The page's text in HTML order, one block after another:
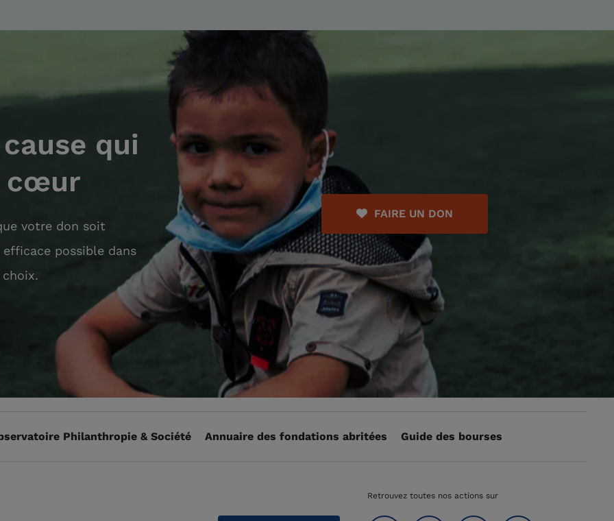
qui
cœur
votre don soit
possible dans
FAIRE UN DON
Philanthropie & Société Annuaire des fondations abritées Guide des bourses
Retrouvez toutes nos actions sur